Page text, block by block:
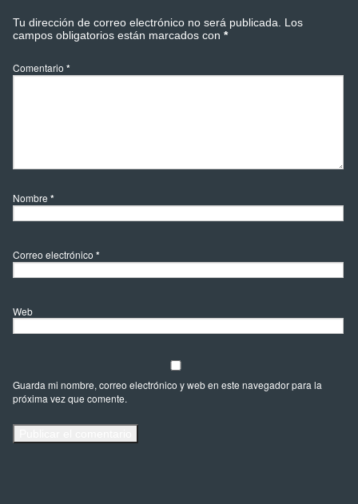
Tu dirección de correo electrónico no será publicada.
Los
campos obligatorios están marcados con *
Comentario *
Nombre *
Correo electrónico *
Web
Guarda mi nombre, correo electrónico y web en este navegador para la
próxima vez que comente.